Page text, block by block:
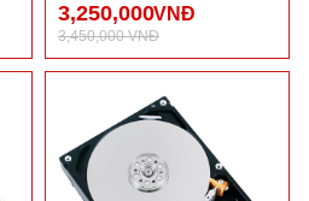
3,250,000VNĐ
3,450,000 VNĐ